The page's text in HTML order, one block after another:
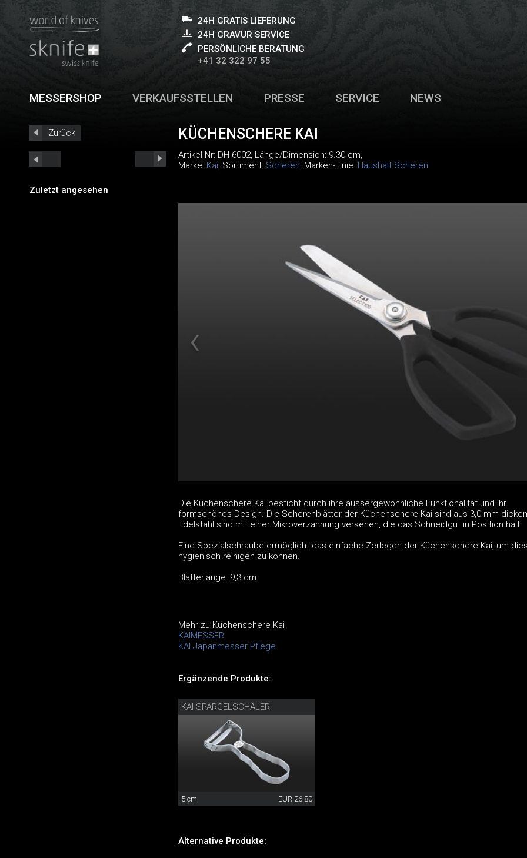
24H GRATIS LIEFERUNG
24H GRAVUR SERVICE
PERSÖNLICHE BERATUNG
+41 32 322 97 55
MESSERSHOP VERKAUFSSTELLEN PRESSE SERVICE NEWS
Zurück
Zuletzt angesehen
KÜCHENSCHERE KAI
Artikel-Nr: DH-6002, Länge/Dimension: 9.30 cm,
Marke: Kai, Sortiment: Scheren, Marken-Linie: Haushalt Scheren
Die Küchenschere Kai besticht durch ihre aussergewöhnliche Funktionalität und ihr
formschönes Design. Die Scherenblätter der Küchenschere Kai sind aus 3,0 mm
Edelstahl sind mit einer Mikroverzahnung versehen, die das Schneidgut in Position hält.
Eine Spezialschraube ermöglicht das einfache Zerlegen der Küchenschere Kai, um
hygienisch reinigen zu können.
Blätterlänge: 9,3 cm
Mehr zu Küchenschere Kai
KAIMESSER
KAI Japanmesser Pflege
Ergänzende Produkte:
KAI SPARGELSCHÄLER
5 cm EUR 26.80
Alternative Produkte: